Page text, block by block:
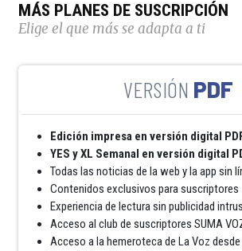
MÁS PLANES DE SUSCRIPCIÓN
Elige el que más se adapta a ti
PDF
Edición impresa en versión digital
YES y XL Semanal en versión digital
Todas las noticias de la web y la app sin
Contenidos exclusivos para suscriptores
Experiencia de lectura sin publicidad
Acceso al club de suscriptores SUMA
Acceso a la hemeroteca de La Voz